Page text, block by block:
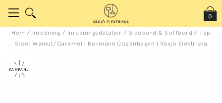
0
Hem / Inredning / Inredningsdetaljer / Sidobord & Soffbord /Tap
Stool Walnut/Caramel | Normann Copenhagen | Växjö Elektriska